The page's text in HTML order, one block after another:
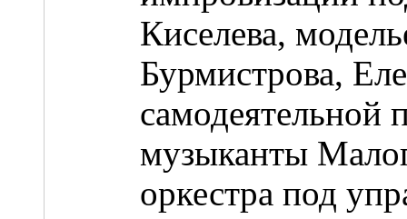
Киселева,
Бурмистрова,
музыканты
оркестра под